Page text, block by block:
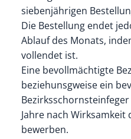
siebenjährigen
Die Bestellung endet
Ablauf des Monats,
vollendet ist.
Eine bevollmächtigte
beziehunsgweise ein
Jahre nach
bewerben.